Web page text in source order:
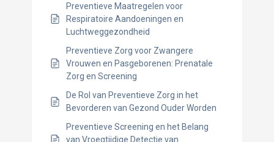
Preventieve Maatregelen voor
Respiratoire Aandoeningen en
Luchtweggezondheid
Preventieve Zorg voor Zwangere
Vrouwen en Pasgeborenen: Prenatale
Zorg en Screening
De Rol van Preventieve Zorg in het
Bevorderen van Gezond Ouder Worden
Preventieve Screening en het Belang
van Vroegtijdige Detectie van